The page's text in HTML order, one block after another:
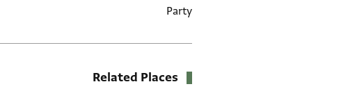
Party
Related Places